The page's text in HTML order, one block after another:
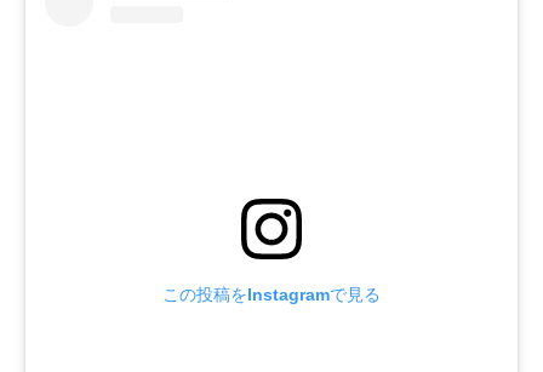
この投稿をInstagramで見る